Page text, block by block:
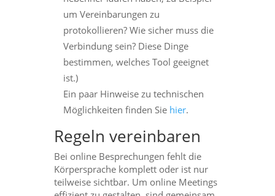
um Vereinbarungen zu
protokollieren? Wie sicher muss die
Verbindung sein? Diese Dinge
bestimmen, welches Tool geeignet
ist.)
Ein paar Hinweise zu technischen
Möglichkeiten finden Sie hier.
Regeln vereinbaren
Bei online Besprechungen fehlt die
Körpersprache komplett oder ist nur
teilweise sichtbar. Um online Meetings